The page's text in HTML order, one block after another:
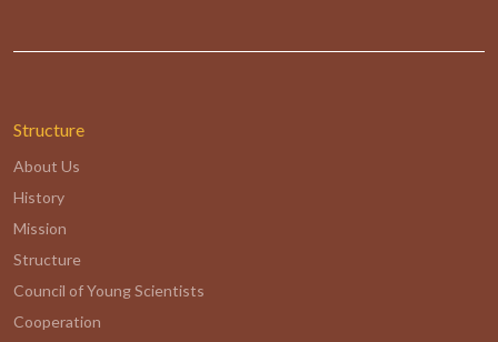
Structure
About Us
History
Mission
Structure
Council of Young Scientists
Cooperation